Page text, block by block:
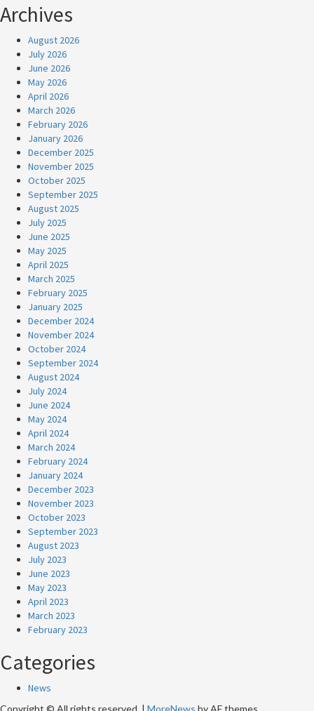
Archives
August 2026
July 2026
June 2026
May 2026
April 2026
March 2026
February 2026
January 2026
December 2025
November 2025
October 2025
September 2025
August 2025
July 2025
June 2025
May 2025
April 2025
March 2025
February 2025
January 2025
December 2024
November 2024
October 2024
September 2024
August 2024
July 2024
June 2024
May 2024
April 2024
March 2024
February 2024
January 2024
December 2023
November 2023
October 2023
September 2023
August 2023
July 2023
June 2023
May 2023
April 2023
March 2023
February 2023
Categories
News
Copyright © All rights reserved. | MoreNews by AF themes.